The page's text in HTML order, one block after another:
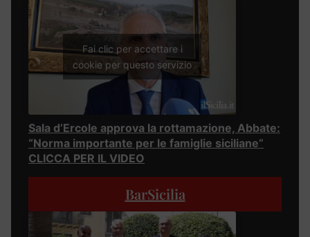
Fai clic per accettare i
cookie per questo servizio
Sala d’Ercole approva la rottamazione, Abbate:
“Norma importante per le famiglie siciliane”
CLICCA PER IL VIDEO
BarSicilia